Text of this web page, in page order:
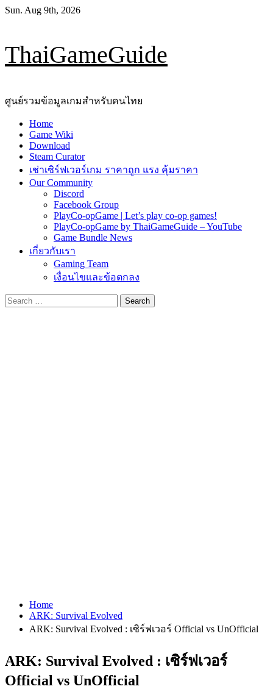
Skip
Sun. Aug 9th, 2026
ThaiGameGuide
ศูนย์รวมข้อมูลเกมสำหรับคนไทย
Primary
Menu
Home
Game Wiki
Download
Steam Curator
เช่าเซิร์ฟเวอร์เกม ราคาถูก แรง คุ้มราคา
Our Community
Discord
Facebook Group
PlayCo-opGame | Let’s play co-op games!
PlayCo-opGame by ThaiGameGuide – YouTube
Game Bundle News
เกี่ยวกับเรา
Gaming Team
เงื่อนไขและข้อตกลง
Search
for:
Home
ARK: Survival Evolved
ARK: Survival Evolved : เซิร์ฟเวอร์ Official vs UnOfficial
ARK: Survival Evolved : เซิร์ฟเวอร์
Official vs UnOfficial